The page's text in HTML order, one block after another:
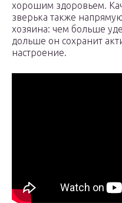
хорошим здоровьем.
зверька также
хозяина: чем больше
дольше он сохранит
настроение.